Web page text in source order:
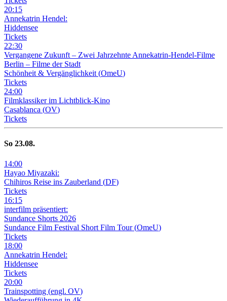
20:15
Annekatrin Hendel:
Hiddensee
Tickets
22:30
Vergangene Zukunft – Zwei Jahrzehnte Annekatrin-Hendel-Filme
Berlin – Filme der Stadt
Schönheit & Vergänglichkeit (OmeU)
Tickets
24:00
Filmklassiker im Lichtblick-Kino
Casablanca (OV)
Tickets
So 23.08.
14:00
Hayao Miyazaki:
Chihiros Reise ins Zauberland (DF)
Tickets
16:15
interfilm präsentiert:
Sundance Shorts 2026
Sundance Film Festival Short Film Tour(OmeU)
Tickets
18:00
Annekatrin Hendel:
Hiddensee
Tickets
20:00
Trainspotting (engl. OV)